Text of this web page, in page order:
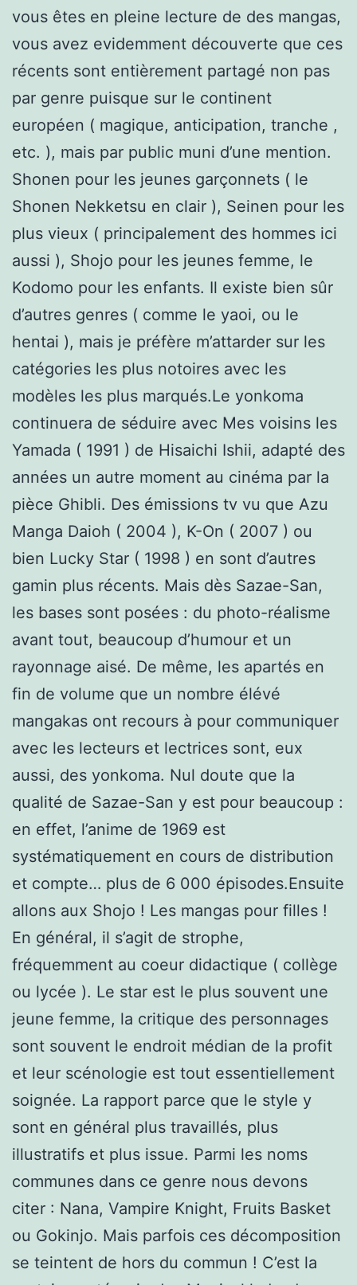
vous êtes en pleine lecture de des mangas,
vous avez evidemment découverte que ces
récents sont entièrement partagé non pas
par genre puisque sur le continent
européen ( magique, anticipation, tranche ,
etc. ), mais par public muni d’une mention.
Shonen pour les jeunes garçonnets ( le
Shonen Nekketsu en clair ), Seinen pour les
plus vieux ( principalement des hommes ici
aussi ), Shojo pour les jeunes femme, le
Kodomo pour les enfants. Il existe bien sûr
d’autres genres ( comme le yaoi, ou le
hentai ), mais je préfère m’attarder sur les
catégories les plus notoires avec les
modèles les plus marqués.Le yonkoma
continuera de séduire avec Mes voisins les
Yamada ( 1991 ) de Hisaichi Ishii, adapté des
années un autre moment au cinéma par la
pièce Ghibli. Des émissions tv vu que Azu
Manga Daioh ( 2004 ), K-On ( 2007 ) ou
bien Lucky Star ( 1998 ) en sont d’autres
gamin plus récents. Mais dès Sazae-San,
les bases sont posées : du photo-réalisme
avant tout, beaucoup d’humour et un
rayonnage aisé. De même, les apartés en
fin de volume que un nombre élévé
mangakas ont recours à pour communiquer
avec les lecteurs et lectrices sont, eux
aussi, des yonkoma. Nul doute que la
qualité de Sazae-San y est pour beaucoup :
en effet, l’anime de 1969 est
systématiquement en cours de distribution
et compte… plus de 6 000 épisodes.Ensuite
allons aux Shojo ! Les mangas pour filles !
En général, il s’agit de strophe,
fréquemment au coeur didactique ( collège
ou lycée ). Le star est le plus souvent une
jeune femme, la critique des personnages
sont souvent le endroit médian de la profit
et leur scénologie est tout essentiellement
soignée. La rapport parce que le style y
sont en général plus travaillés, plus
illustratifs et plus issue. Parmi les noms
communes dans ce genre nous devons
citer : Nana, Vampire Knight, Fruits Basket
ou Gokinjo. Mais parfois ces décomposition
se teintent de hors du commun ! C’est la